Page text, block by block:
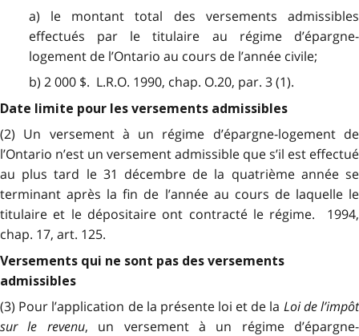
a) le montant total des versements admissibles
effectués par le titulaire au régime d’épargne-
logement de l’Ontario au cours de l’année civile;
b) 2 000 $. L.R.O. 1990, chap. O.20, par. 3 (1).
Date limite pour les versements admissibles
(2) Un versement à un régime d’épargne-logement de
l’Ontario n’est un versement admissible que s’il est effectué
au plus tard le 31 décembre de la quatrième année se
terminant après la fin de l’année au cours de laquelle le
titulaire et le dépositaire ont contracté le régime. 1994,
chap. 17, art. 125.
Versements qui ne sont pas des versements
admissibles
(3) Pour l’application de la présente loi et de la Loi de l’impôt
sur le revenu, un versement à un régime d’épargne-